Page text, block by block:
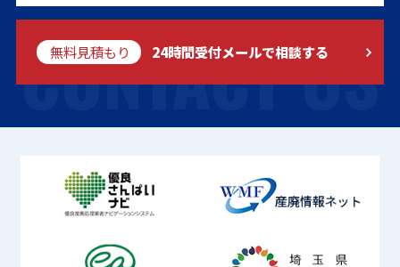
CONTACT US
無料見積もり 24時間受付メールで相談する